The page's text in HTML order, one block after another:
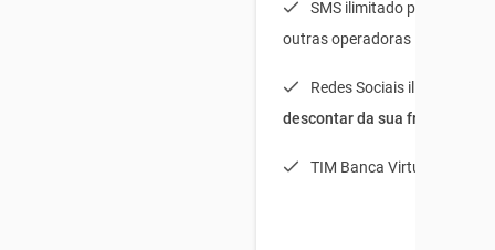
SMS ilimitado para TIM +
outras operadoras
Redes Sociais ilimitadas (
descontar da sua franquia
TIM Banca Virtual Light